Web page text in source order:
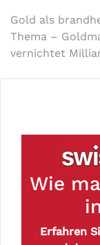
Gold als
Thema –
vernichtet
Wie
Erfahren